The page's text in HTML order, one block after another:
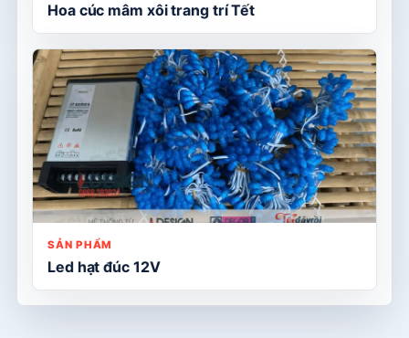
Hoa cúc mâm xôi trang trí Tết
SẢN PHẨM
Led hạt đúc 12V